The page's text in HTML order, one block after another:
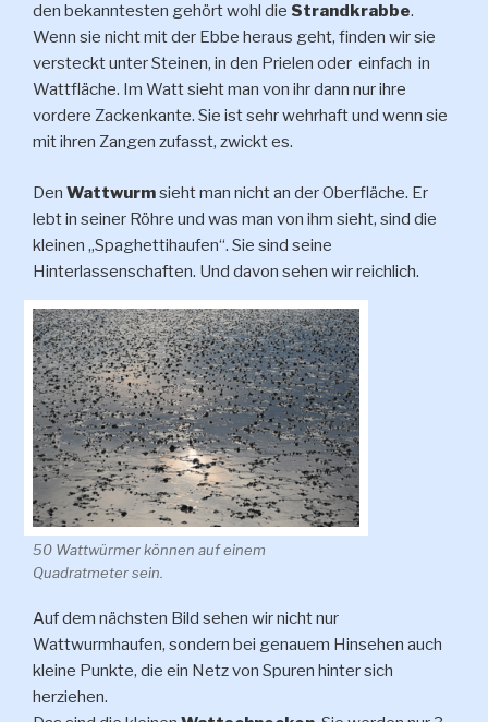
den bekanntesten gehört wohl die Strandkrabbe.
Wenn sie nicht mit der Ebbe heraus geht, finden wir sie
versteckt unter Steinen, in den Prielen oder einfach in
Wattfläche. Im Watt sieht man von ihr dann nur ihre
vordere Zackenkante. Sie ist sehr wehrhaft und wenn sie
mit ihren Zangen zufasst, zwickt es.
Den Wattwurmsieht man nicht an der Oberfläche. Er
lebt in seiner Röhre und was man von ihm sieht, sind die
kleinen „Spaghettihaufen“. Sie sind seine
Hinterlassenschaften. Und davon sehen wir reichlich.
50 Wattwürmer können auf einem
Quadratmeter sein.
Auf dem nächsten Bild sehen wir nicht nur
Wattwurmhaufen, sondern bei genauem Hinsehen auch
kleine Punkte, die ein Netz von Spuren hinter sich
herziehen.